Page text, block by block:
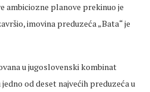
ambiciozne planove prekinuo je
imovina preduzeća „Bata“ je
u jugoslovenski kombinat
od deset najvećih preduzeća u